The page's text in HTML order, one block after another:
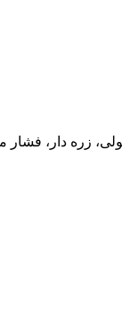
دار، فشار